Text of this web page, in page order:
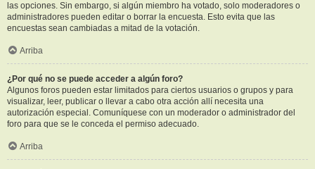
las opciones. Sin embargo, si algún miembro ha votado, solo moderadores o
administradores pueden editar o borrar la encuesta. Esto evita que las
encuestas sean cambiadas a mitad de la votación.
Arriba
¿Por qué no se puede acceder a algún foro?
Algunos foros pueden estar limitados para ciertos usuarios o grupos y para
visualizar, leer, publicar o llevar a cabo otra acción allí necesita una
autorización especial. Comuníquese con un moderador o administrador del
foro para que se le conceda el permiso adecuado.
Arriba